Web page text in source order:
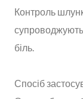
Контроль
біль.
Спосіб